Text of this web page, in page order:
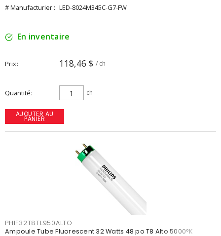
# Manufacturier : LED-8024M345C-G7-FW
En inventaire
Prix 118,46 $ / ch
Quantité ch
AJOUTER AU
PANIER
PHIF32T8TL950ALTO
Ampoule Tube Fluorescent 32 Watts 48 po T8 Alto 5000°K